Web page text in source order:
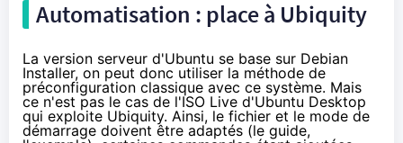
Automatisation : place à Ubiquity
La version serveur d'Ubuntu se base sur Debian
Installer, on peut donc utiliser la méthode de
préconfiguration classique avec ce système. Mais
ce n'est pas le cas de l'ISO Live d'Ubuntu Desktop
qui exploite Ubiquity. Ainsi, le fichier et le mode de
démarrage doivent être adaptés (le guide,